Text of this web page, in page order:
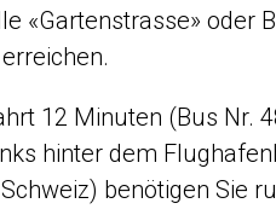
«Gartenstrasse» oder
12 Minuten (Bus Nr.
hinter dem
benötigen Sie